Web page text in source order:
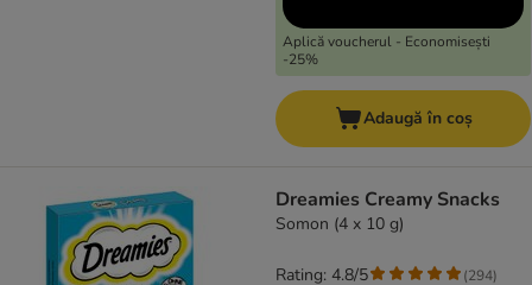
Aplică voucherul - Economisești
-25%
Adaugă în coș
Dreamies Creamy Snacks
Somon (4 x 10 g)
Rating: 4.8/5 (294)